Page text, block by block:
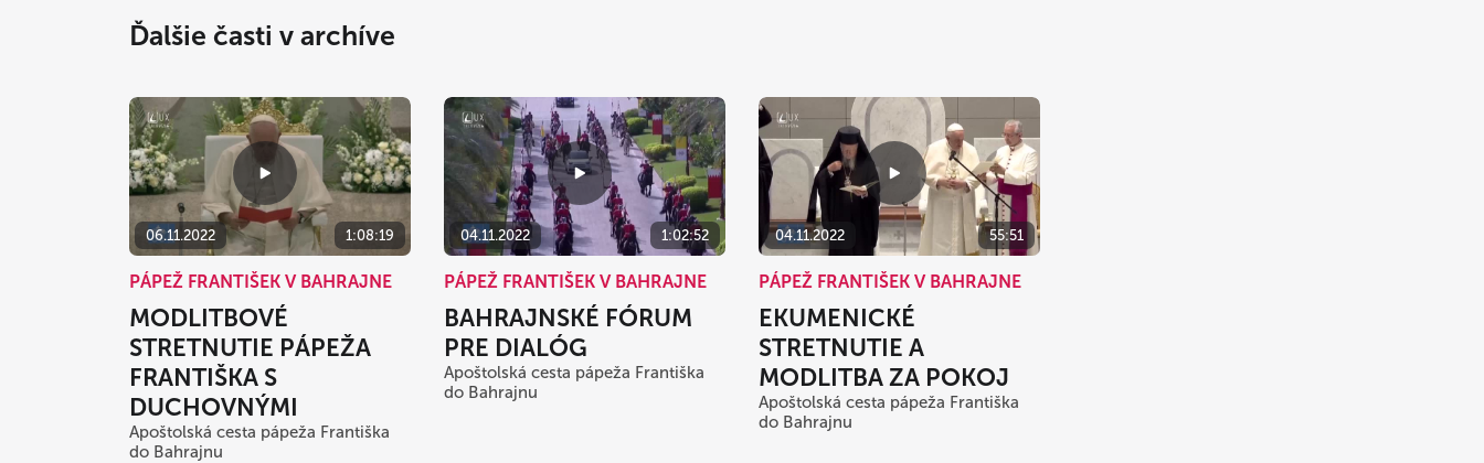
Ďalšie časti v archíve
06.11.2022 1:08:19
PÁPEŽ FRANTIŠEK V BAHRAJNE
MODLITBOVÉ
STRETNUTIE PÁPEŽA
FRANTIŠKA S
DUCHOVNÝMI
Apoštolská cesta pápeža Františka
do Bahrajnu
04.11.2022 1:02:52
PÁPEŽ FRANTIŠEK V BAHRAJNE
BAHRAJNSKÉ FÓRUM
PRE DIALÓG
Apoštolská cesta pápeža Františka
do Bahrajnu
04.11.2022 55:51
PÁPEŽ FRANTIŠEK V BAHRAJNE
EKUMENICKÉ
STRETNUTIE A
MODLITBA ZA POKOJ
Apoštolská cesta pápeža Františka
do Bahrajnu